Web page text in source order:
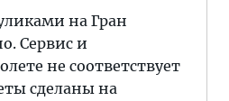
на Гран
Сервис и
не соответствует
сделаны на